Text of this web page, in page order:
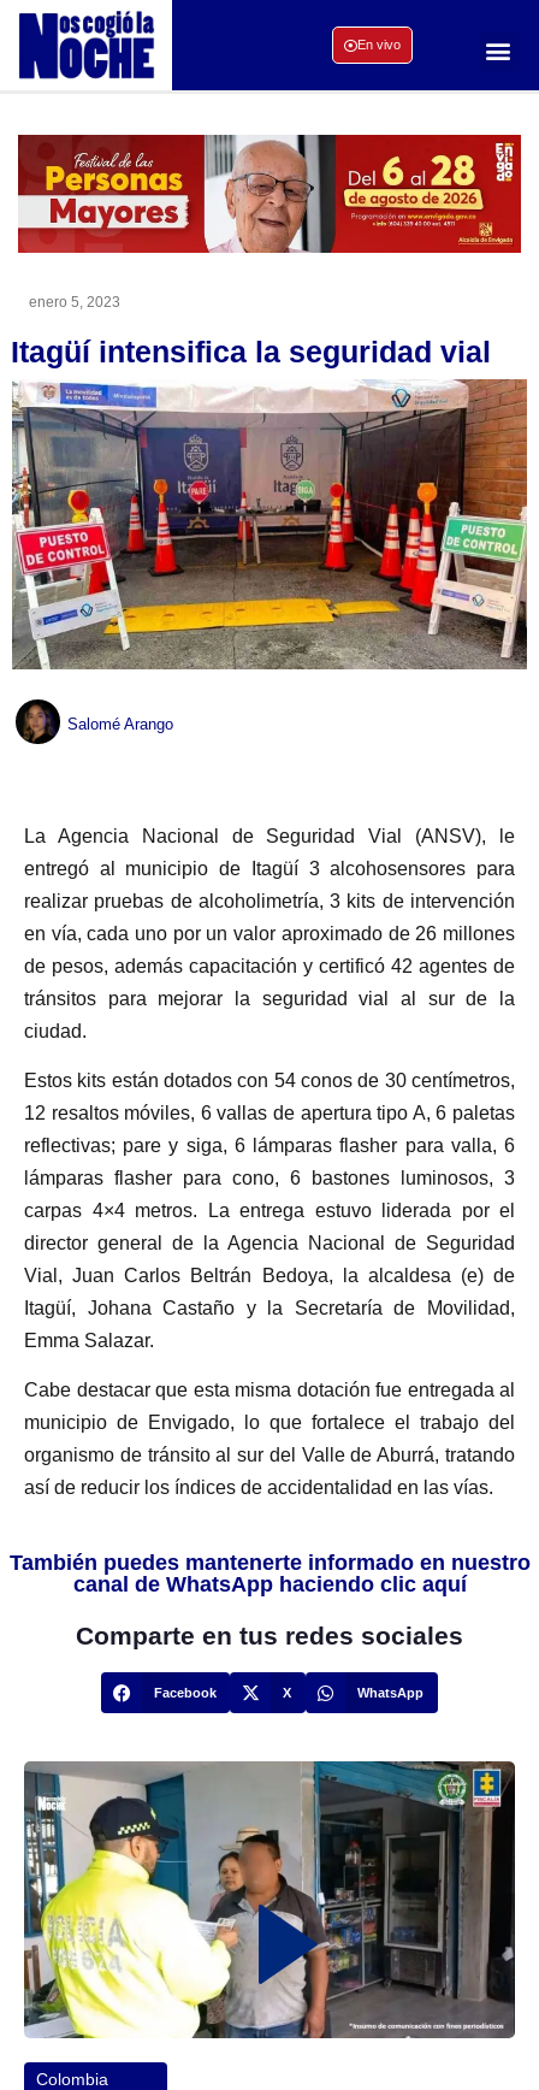
En vivo
enero 5, 2023
Itagüí intensifica la seguridad vial
Salomé Arango
La Agencia Nacional de Seguridad Vial (ANSV), le
entregó al municipio de Itagüí 3 alcohosensores para
realizar pruebas de alcoholimetría, 3 kits de intervención
en vía, cada uno por un valor aproximado de 26 millones
de pesos, además capacitación y certificó 42 agentes de
tránsitos para mejorar la seguridad vial al sur de la
ciudad.
Estos kits están dotados con 54 conos de 30 centímetros,
12 resaltos móviles, 6 vallas de apertura tipo A, 6 paletas
reflectivas; pare y siga, 6 lámparas flasher para valla, 6
lámparas flasher para cono, 6 bastones luminosos, 3
carpas 4×4 metros. La entrega estuvo liderada por el
director general de la Agencia Nacional de Seguridad
Vial, Juan Carlos Beltrán Bedoya, la alcaldesa (e) de
Itagüí, Johana Castaño y la Secretaría de Movilidad,
Emma Salazar.
Cabe destacar que esta misma dotación fue entregada al
municipio de Envigado, lo que fortalece el trabajo del
organismo de tránsito al sur del Valle de Aburrá, tratando
así de reducir los índices de accidentalidad en las vías.
También puedes mantenerte informado en nuestro
canal de WhatsApp haciendo clic aquí
Comparte en tus redes sociales
Facebook X WhatsApp
Colombia